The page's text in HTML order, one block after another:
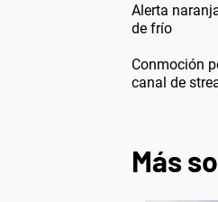
Alerta
de frío
Conmoción
canal de
Más